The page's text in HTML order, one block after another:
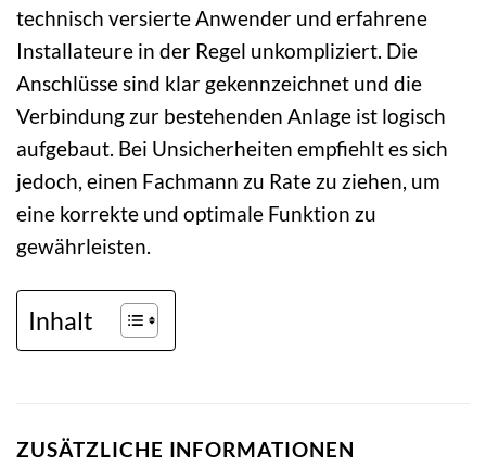
technisch versierte Anwender und erfahrene
Installateure in der Regel unkompliziert. Die
Anschlüsse sind klar gekennzeichnet und die
Verbindung zur bestehenden Anlage ist logisch
aufgebaut. Bei Unsicherheiten empfiehlt es sich
jedoch, einen Fachmann zu Rate zu ziehen, um
eine korrekte und optimale Funktion zu
gewährleisten.
Inhalt
ZUSÄTZLICHE INFORMATIONEN